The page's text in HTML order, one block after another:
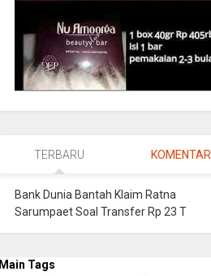
TERBARU KOMENTAR
Bank Dunia Bantah Klaim Ratna
Sarumpaet Soal Transfer Rp 23 T
Main Tags